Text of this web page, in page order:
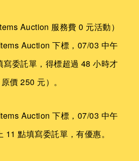
Auction 服務費 0 元活動）
Auction 下標，07/03 中午
委託單，得標超過 48 小時才
價 250 元）。
Auction 下標，07/03 中午
點填寫委託單，有優惠。